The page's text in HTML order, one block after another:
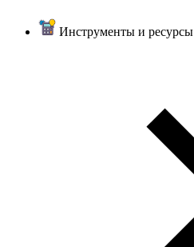
Инструменты и ресурсы